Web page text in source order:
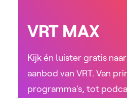
VRT MAX
Kijk én luister gratis
aanbod van VRT. Van
programma's, tot